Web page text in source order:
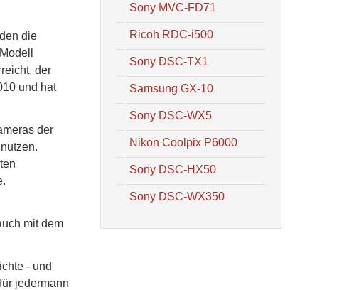
die
der
und hat
der
mit dem
- und
jedermann
Sony MVC-FD71
Ricoh RDC-i500
Sony DSC-TX1
Samsung GX-10
Sony DSC-WX5
Nikon Coolpix P6000
Sony DSC-HX50
Sony DSC-WX350